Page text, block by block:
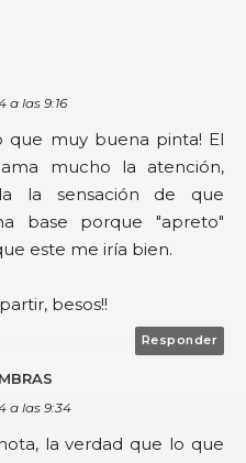
a las 9:16
que muy buena pinta! El
mucho la atención,
la sensación de que
base porque "apreto"
este me iría bien.
besos!!
Responder
a las 9:34
la verdad que lo que